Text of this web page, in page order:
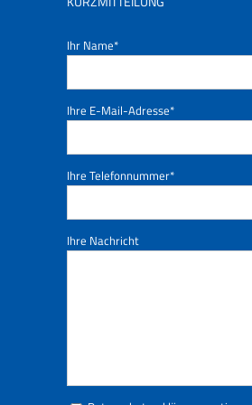
Ihr Name*
Ihre E-Mail-Adresse*
Ihre Telefonnummer*
Ihre Nachricht